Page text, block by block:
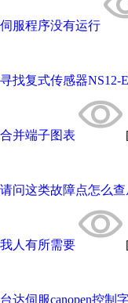
伺服程序没有运行
寻找复式传感器NS12-
合并端子图表
请问这类故障点怎么查
我人有所需要
台达伺服canopen控制